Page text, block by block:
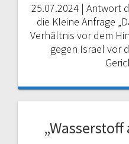
25.07.2024 | Antwort
die Kleine Anfrage
Verhältnis vor dem
gegen Israel vor
„Wasserstoff